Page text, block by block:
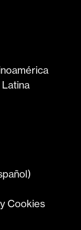
Cookies